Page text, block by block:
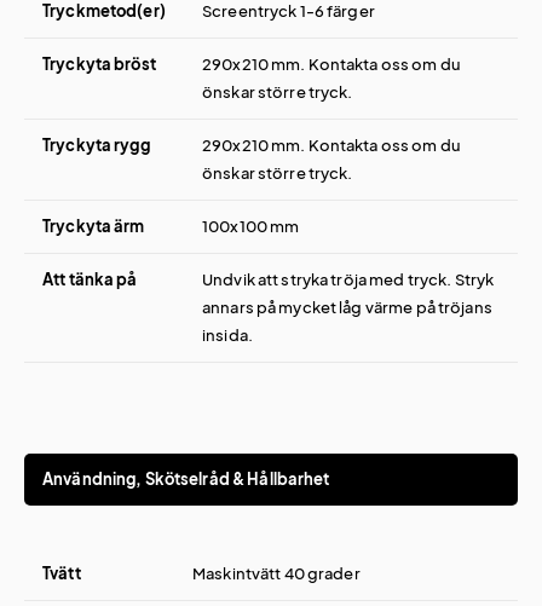
Tryckmetod(er) Screentryck 1-6 färger
Tryckyta bröst
290x210 mm. Kontakta oss om du
önskar större tryck.
Tryckyta rygg
290x210 mm. Kontakta oss om du
önskar större tryck.
Tryckyta ärm 100x100 mm
Att tänka på
Undvik att stryka tröja med tryck. Stryk
annars på mycket låg värme på tröjans
insida.
Användning, Skötselråd & Hållbarhet
Tvätt Maskintvätt 40 grader